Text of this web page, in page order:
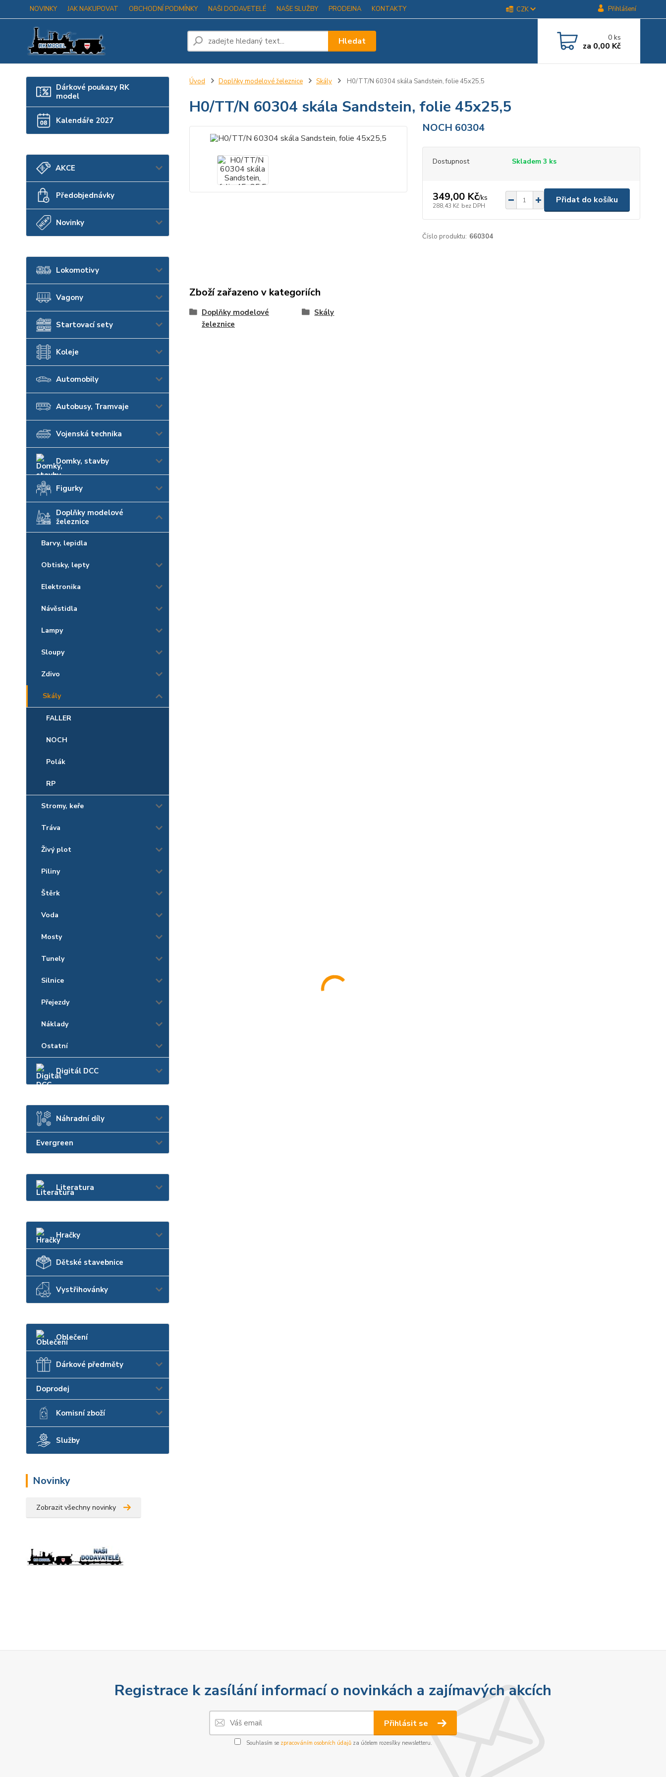
NOVINKY JAK NAKUPOVAT OBCHODNÍ PODMÍNKY NAŠI DODAVETELÉ NAŠE SLUŽBY PRODEJNA KONTAKTY CZK Přihlášení
Hledat 0ks
za 0,00 Kč
Dárkové poukazy RK
model
Kalendáře 2027
AKCE
Předobjednávky
Novinky
Lokomotivy
Vagony
Startovací sety
Koleje
Automobily
Autobusy, Tramvaje
Vojenská technika
Domky, stavby
Figurky
Doplňky modelové
železnice
Barvy, lepidla
Obtisky, lepty
Elektronika
Návěstidla
Lampy
Sloupy
Zdivo
Skály
FALLER
NOCH
Polák
RP
Stromy, keře
Tráva
Živý plot
Piliny
Štěrk
Voda
Mosty
Tunely
Silnice
Přejezdy
Náklady
Ostatní
Digitál DCC
Náhradní díly
Evergreen
Literatura
Hračky
Dětské stavebnice
Vystřihovánky
Oblečení
Dárkové předměty
Doprodej
Komisní zboží
Služby
Novinky
Zobrazit všechny novinky
Úvod Doplňky modelové železnice Skály H0/TT/N 60304 skála Sandstein, folie 45x25,5
H0/TT/N 60304 skála Sandstein, folie 45x25,5
NOCH 60304
Dostupnost Skladem 3 ks
349,00 Kč/ks
288,43 Kč bez DPH
Přidat do košíku
Číslo produktu: 660304
Zboží zařazeno v kategoriích
Doplňky modelové
železnice
Skály
Registrace k zasílání informací o novinkách a zajímavých akcích
Přihlásit se
Souhlasím se zpracováním osobních údajůza účelem rozesílky newsletteru.